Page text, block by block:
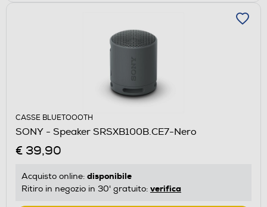
CASSE BLUETOOOTH
SONY - Speaker SRSXB100B.CE7-Nero
€ 39,90
Acquisto online: disponibile
Ritiro in negozio in 30' gratuito: verifica